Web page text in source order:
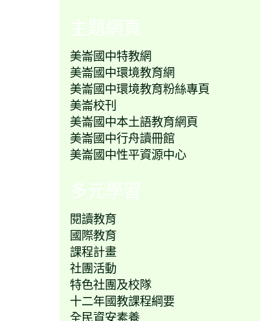
主題網頁
美崙國中特教網
美崙國中環境教育網
美崙國中環境教育粉絲專頁
美崙校刊
美崙國中本土語教育網頁
美崙國中行舟讀冊館
美崙國中性平資源中心
多元學習
閱讀教育
國際教育
課程計畫
社團活動
特色社團及校隊
十二年國教課程綱要
全民資安素養